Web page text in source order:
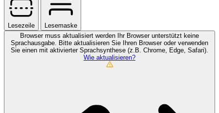
Lesezeile
Lesemaske
Browser muss aktualisiert werden
Ihr Browser unterstützt keine
Sprachausgabe. Bitte aktualisieren Sie Ihren Browser oder verwenden
Sie einen mit aktivierter Sprachsynthese (z.B. Chrome, Edge, Safari).
Wie aktualisieren?